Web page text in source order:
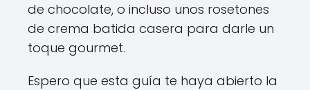
de chocolate, o incluso unos rosetones
de crema batida casera para darle un
toque gourmet.
Espero que esta guía te haya abierto la